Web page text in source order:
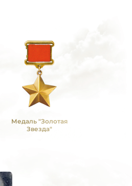
Медаль "Золотая
Звезда"